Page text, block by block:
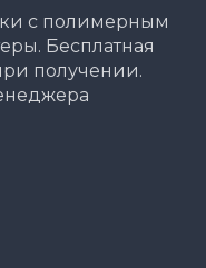
с полимерным
Бесплатная
получении.